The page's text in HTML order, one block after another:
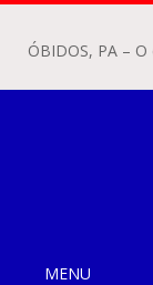
MENU